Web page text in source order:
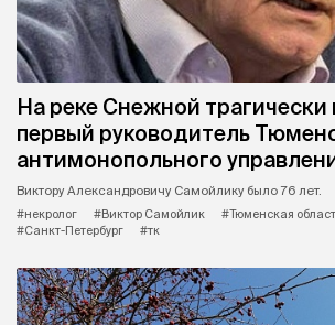
На реке Снежной трагически
первый руководитель
антимонопольного
Виктору Александровичу Самойлику было 76 лет.
#некролог
#Виктор Самойлик
#Тюменская
#Санкт-Петербург
#тк